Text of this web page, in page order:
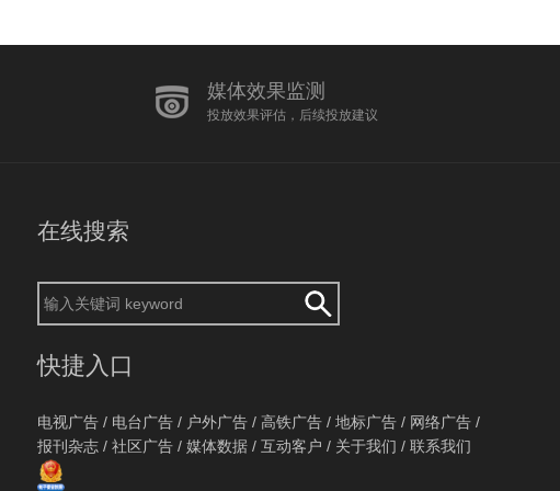
媒体效果监测
投放效果评估，后续投放建议
在线搜索
快捷入口
电视广告 / 电台广告 / 户外广告 / 高铁广告 / 地标广告 / 网络广告 /
报刊杂志 / 社区广告 / 媒体数据 / 互动客户 / 关于我们 / 联系我们